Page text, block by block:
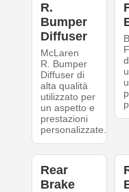
R.
Bumper
Diffuser
McLaren
R. Bumper
Diffuser di
alta qualità
utilizzato per
un aspetto e
prestazioni
personalizzate.
Rear
Brake